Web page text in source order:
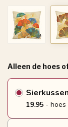
Alleen de hoes
Sierkussen
19.95 - hoes